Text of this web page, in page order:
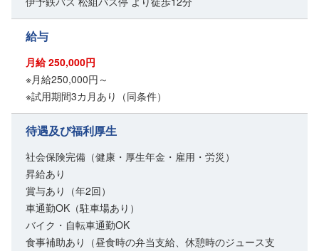
給与
月給 250,000円
※月給250,000円～
※試用期間3カ月あり（同条件）
待遇及び福利厚生
社会保険完備（健康・厚生年金・雇用・労災）
昇給あり
賞与あり（年2回）
車通勤OK（駐車場あり）
バイク・自転車通勤OK
食事補助あり（昼食時の弁当支給、休憩時のジュース支